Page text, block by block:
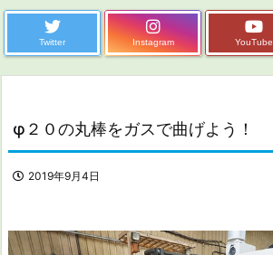
Twitter Instagram YouTube
φ２０の丸棒をガスで曲げよう！
2019年9月4日